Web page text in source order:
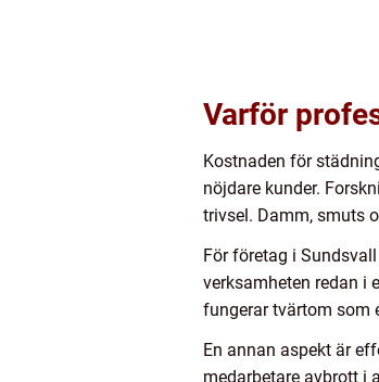
Varför
Kostnaden för
nöjdare kunder.
trivsel. Damm, smuts
För företag i
verksamheten redan i
fungerar tvärtom som
En annan aspekt är
medarbetare avbrott i